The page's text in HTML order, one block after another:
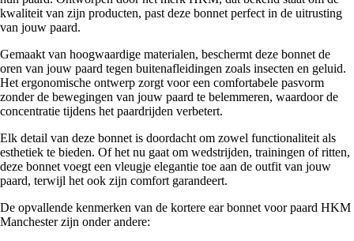
kwaliteit van zijn producten, past deze bonnet perfect in de uitrusting
van jouw paard.
Gemaakt van hoogwaardige materialen, beschermt deze bonnet de
oren van jouw paard tegen buitenafleidingen zoals insecten en geluid.
Het ergonomische ontwerp zorgt voor een comfortabele pasvorm
zonder de bewegingen van jouw paard te belemmeren, waardoor de
concentratie tijdens het paardrijden verbetert.
Elk detail van deze bonnet is doordacht om zowel functionaliteit als
esthetiek te bieden. Of het nu gaat om wedstrijden, trainingen of ritten,
deze bonnet voegt een vleugje elegantie toe aan de outfit van jouw
paard, terwijl het ook zijn comfort garandeert.
De opvallende kenmerken van de kortere ear bonnet voor paard HKM
Manchester zijn onder andere: